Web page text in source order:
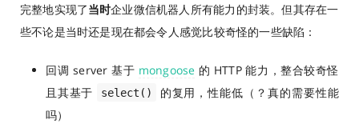
完整地实现了当时企业微信机器人所有能力的封装。但其存在一
些不论是当时还是现在都会令人感觉比较奇怪的一些缺陷：
回调 server 基于 mongoose 的 HTTP 能力，整合较奇怪
且其基于
select()
的复用，性能低（？真的需要性能
吗）